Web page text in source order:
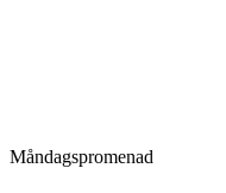
Måndagspromenad